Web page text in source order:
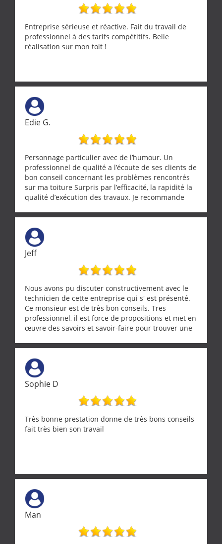
Entreprise sérieuse et réactive. Fait du travail de
professionnel à des tarifs compétitifs. Belle
réalisation sur mon toit !
Edie G.
Personnage particulier avec de l’humour. Un
professionnel de qualité a l’écoute de ses clients de
bon conseil concernant les problèmes rencontrés
sur ma toiture Surpris par l’efficacité, la rapidité la
qualité d’exécution des travaux. Je recommande
Jeff
Nous avons pu discuter constructivement avec le
technicien de cette entreprise qui s' est présenté.
Ce monsieur est de très bon conseils. Tres
professionnel, il est force de propositions et met en
œuvre des savoirs et savoir-faire pour trouver une
demande de l écoute et de la considération, ce qui
ne se trouve que chez les pationnés de leur métier.
Merci a ce monsieur pour sa disponibilité
Sophie D
Très bonne prestation donne de très bons conseils
fait très bien son travail
Man